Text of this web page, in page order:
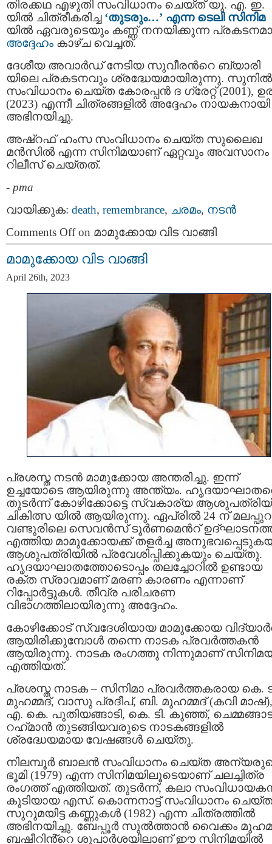
തിരക്കഥ എഴുതി സംവിധാനം ചെയ്ത് യു. എ. ഇ.
യില്‍ ചിത്രീകരിച്ച ‘തുടരും…’ എന്ന ടെലി സിനിമ
യിൽ ഏവരുടെയും കണ്ണ് നനയിക്കുന്ന
അദ്ദേഹം കാഴ്ച വെച്ചത്.
ദേശീയ അവാര്‍ഡ് നേടിയ സുവീരന്‍റെ ബ്യാരി
യിലെ പ്രകടനവും ശ്രദ്ധേയമായിരുന്നു. സുനില്‍
സംവിധാനം ചെയ്ത കോരപ്പന്‍ ദ ഗ്രേറ്റ് (2001),
(2023) എന്നീ ചിത്രങ്ങളില്‍ അദ്ദേഹം നായകനായി
അഭിനയിച്ചു.
അഷ്‌റഫ് ഹംസ സംവിധാനം ചെയ്ത സുലൈഖ
മന്‍സില്‍ എന്ന സിനിമയാണ് ഏറ്റവും അവസാനം
റിലീസ് ചെയ്തത്.
- pma
വായിക്കുക: death, remembrance, ചരമം, നടന്‍
Comments Offon മാമുക്കോയ വിട വാങ്ങി
മാമുക്കോയ വിട വാങ്ങി
April 26th, 2023
പ്രശസ്ത നടൻ മാമുക്കോയ അന്തരിച്ചു. ഇന്ന്
ഉച്ചയോടെ ആയിരുന്നു അന്ത്യം.
തുടർന്ന് കോഴിക്കോട്ടെ സ്വകാര്യ
ചികിത്സ യിൽ ആയിരുന്നു. ഏപ്രിൽ 24 ന്
വണ്ടൂരിലെ സെവൻസ് ടൂർണമെന്‍റ്
എത്തിയ മാമുക്കോയക്ക് തളര്‍ച്ച
ആശുപത്രിയില്‍ പ്രവേശിപ്പിക്കുകയും ചെയ്തു.
ഹൃദയാഘാതത്തോടൊപ്പം തലച്ചോറില്‍ ഉണ്ടായ
രക്ത സ്രാവമാണ് മരണ കാരണം എന്നാണ്
റിപ്പോര്‍ട്ടുകള്‍. തീവ്ര പരിചരണ
വിഭാഗത്തിലായിരുന്നു അദ്ദേഹം.
കോഴിക്കോട് സ്വദേശിയായ മാമുക്കോയ
ആയിരിക്കുമ്പോൾ തന്നെ നാടക പ്രവർത്തകന്‍
ആയിരുന്നു. നാടക രംഗത്തു നിന്നുമാണ്
എത്തിയത്.
പ്രശസ്ത നാടക – സിനിമാ പ്രവർത്തകരായ കെ.
മുഹമ്മദ്, വാസു പ്രദീപ്, ബി. മുഹമ്മദ് (കവി മാഷ്),
എ. കെ. പുതിയങ്ങാടി, കെ. ടി. കുഞ്ഞ്,
റഹ്‌മാൻ തുടങ്ങിയവരുടെ നാടകങ്ങളിൽ
ശ്രദ്ധേയമായ വേഷങ്ങൾ ചെയ്തു.
നിലമ്പൂർ ബാലൻ സംവിധാനം ചെയ്ത
ഭൂമി (1979) എന്ന സിനിമയിലൂടെയാണ് ചലച്ചിത്ര
രംഗത്ത് എത്തിയത്. തുടർന്ന്, കലാ
കൂടിയായ എസ്. കൊന്നനാട്ട് സംവിധാനം ചെയ്ത
സുറുമയിട്ട കണ്ണുകള്‍ (1982) എന്ന ചിത്രത്തില്‍
അഭിനയിച്ചു. ബേപ്പൂർ സുൽത്താൻ വൈക്കം
ബഷീറിൻ്റെ ശുപാർശയിലാണ് ഈ സിനിമയിൽ